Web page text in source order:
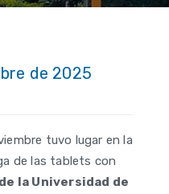
de 2025
tuvo lugar en la
de las tablets con
la Universidad de